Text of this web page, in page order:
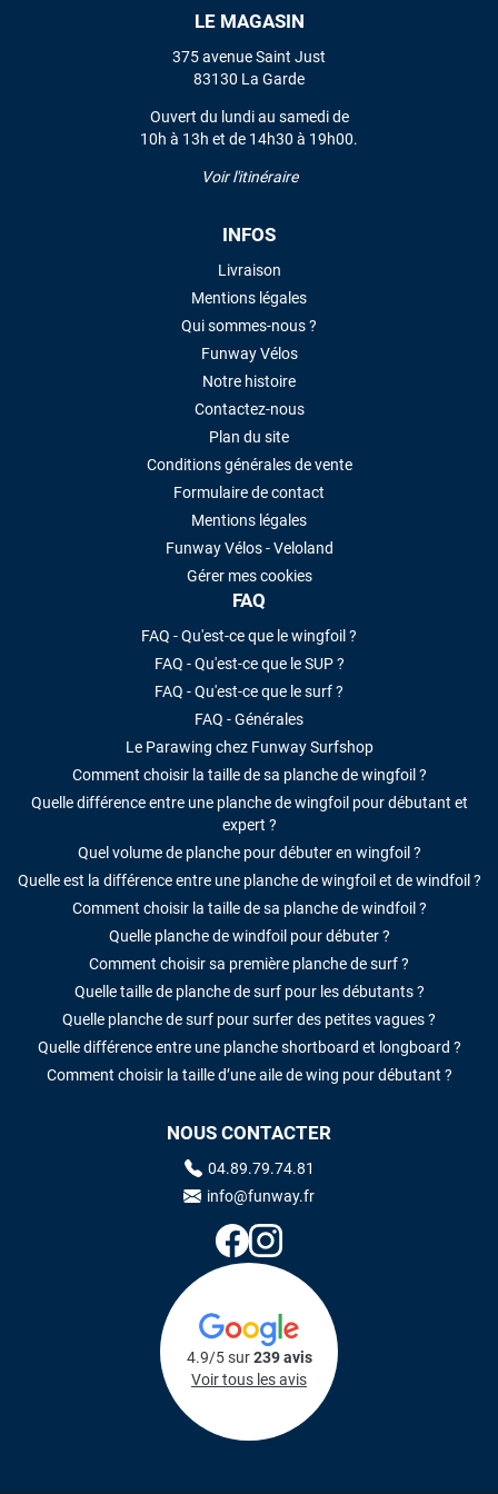
LE MAGASIN
375 avenue Saint Just
83130 La Garde
Ouvert du lundi au samedi de
10h à 13h et de 14h30 à 19h00.
Voir l'itinéraire
INFOS
Livraison
Mentions légales
Qui sommes-nous ?
Funway Vélos
Notre histoire
Contactez-nous
Plan du site
Conditions générales de vente
Formulaire de contact
Mentions légales
Funway Vélos - Veloland
Gérer mes cookies
FAQ
FAQ - Qu'est-ce que le wingfoil ?
FAQ - Qu'est-ce que le SUP ?
FAQ - Qu'est-ce que le surf ?
FAQ - Générales
Le Parawing chez Funway Surfshop
Comment choisir la taille de sa planche de wingfoil ?
Quelle différence entre une planche de wingfoil pour débutant et
expert ?
Quel volume de planche pour débuter en wingfoil ?
Quelle est la différence entre une planche de wingfoil et de windfoil ?
Comment choisir la taille de sa planche de windfoil ?
Quelle planche de windfoil pour débuter ?
Comment choisir sa première planche de surf ?
Quelle taille de planche de surf pour les débutants ?
Quelle planche de surf pour surfer des petites vagues ?
Quelle différence entre une planche shortboard et longboard ?
Comment choisir la taille d’une aile de wing pour débutant ?
NOUS CONTACTER
04.89.79.74.81
info@funway.fr
4.9/5 sur239 avis
Voir tous les avis
VOIR TOUS LES AVIS